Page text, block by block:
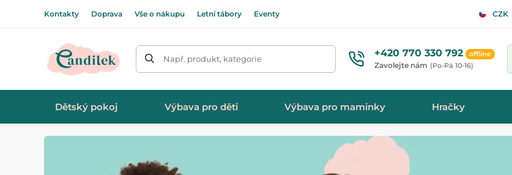
Kontakty Doprava Vše o nákupu Letní tábory Eventy CZK
Např. produkt, kategorie +420 770 330 792 offline
Zavolejte nám (Po-Pá 10-16)
Dětský pokoj Výbava pro děti Výbava pro maminky Hračky